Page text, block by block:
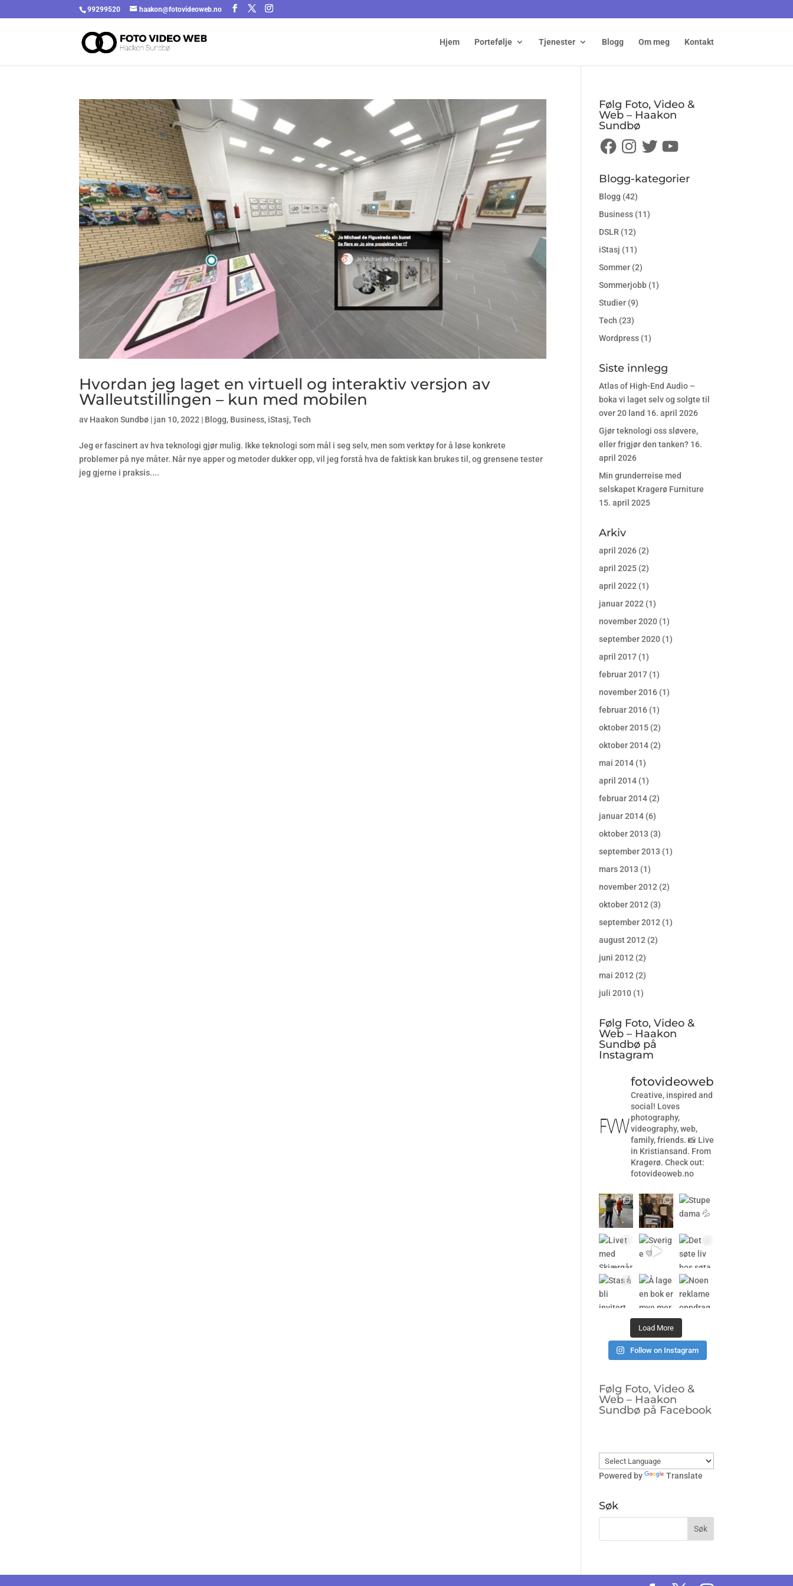
99299520 haakon@fotovideoweb.no
Hjem Portefølje Tjenester Blogg Om meg Kontakt
Hvordan jeg laget en virtuell og interaktiv versjon av
Walleutstillingen – kun med mobilen
av Haakon Sundbø | jan 10, 2022 | Blogg, Business, iStasj,Tech
Jeg er fascinert av hva teknologi gjør mulig. Ikke teknologi som mål i seg selv, men som verktøy for å løse konkrete
problemer på nye måter. Når nye apper og metoder dukker opp, vil jeg forstå hva de faktisk kan brukes til, og grensene tester
jeg gjerne i praksis....
Følg Foto, Video &
Web – Haakon
Sundbø
FacebookInstagram
TwitterYouTube
Blogg-kategorier
Blogg (42)
Business (11)
DSLR (12)
iStasj (11)
Sommer (2)
Sommerjobb (1)
Studier (9)
Tech (23)
Wordpress (1)
Siste innlegg
Atlas of High-End Audio –
boka vi laget selv og solgte til
over 20 land 16. april 2026
Gjør teknologi oss sløvere,
eller frigjør den tanken? 16.
april 2026
Min grunderreise med
selskapet Kragerø Furniture
15. april 2025
Arkiv
april 2026 (2)
april 2025 (2)
april 2022 (1)
januar 2022 (1)
november 2020 (1)
september 2020 (1)
april 2017 (1)
februar 2017 (1)
november 2016 (1)
februar 2016 (1)
oktober 2015 (2)
oktober 2014 (2)
mai 2014 (1)
april 2014 (1)
februar 2014 (2)
januar 2014 (6)
oktober 2013 (3)
september 2013 (1)
mars 2013 (1)
november 2012 (2)
oktober 2012 (3)
september 2012 (1)
august 2012 (2)
juni 2012 (2)
mai 2012 (2)
juli 2010 (1)
Følg Foto, Video &
Web – Haakon
Sundbø på
Instagram
fotovideoweb
Creative, inspired and
social! Loves
photography,
videography, web,
family, friends. 📸 Live
in Kristiansand. From
Kragerø. Check out:
fotovideoweb.no
Load More
Follow on Instagram
Følg Foto, Video &
Web – Haakon
Sundbø på Facebook
Powered by Translate
Søk